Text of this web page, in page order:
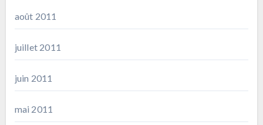
août 2011
juillet 2011
juin 2011
mai 2011